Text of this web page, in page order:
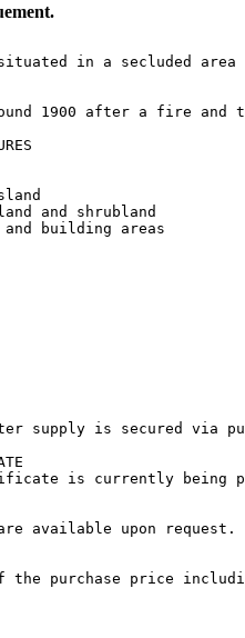
in a secluded area
1900 after a fire and
and shrubland
building areas
supply is secured via
is currently being
available upon request.
the purchase price